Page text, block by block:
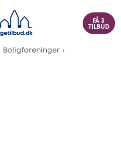
FÅ 3
TILBUD
Boligforeninger ›